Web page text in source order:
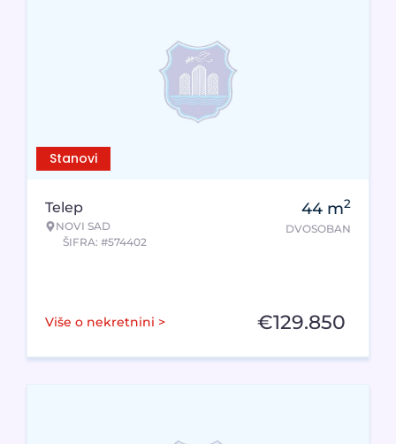
Stanovi
Telep
NOVI SAD
ŠIFRA: #574402
44 m2
DVOSOBAN
Više o nekretnini > €129.850